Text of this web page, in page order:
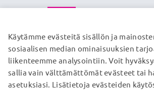
TOIMITUSKUMPPANIMME
© subtel.fi 2026
Kaikki hinnat sisältävät arvonlisäveron,
Käytämme evästeitä sisällön ja
sosiaalisen median ominaisuuksien
liikenteemme analysointiin. Voit
sallia vain välttämättömät evästeet tai
asetuksiasi. Lisätietoja evästeiden